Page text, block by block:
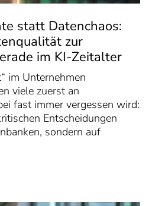
statt Datenchaos:
zur
im KI-Zeitalter
im Unternehmen
viele zuerst an
fast immer vergessen wird:
Entscheidungen
sondern auf